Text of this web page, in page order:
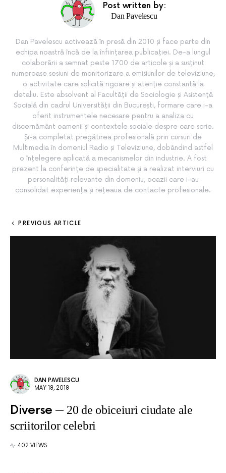
Post written by:
Dan Pavelescu
Dan Pavelescu activează în presă din 2010 și face parte din
echipa noastră încă de la înființarea publicației. De-a lungul
colaborării a semnat peste 1700 de articole și a susținut
numeroase sesiuni de monitorizare a emisiunilor de televiziune,
o activitate care solicită rigoare și atenție constantă la
detaliu. Este absolvent al Facultății de Sociologie și Asistență
Socială din cadrul Universității din București, formare care i-a
oferit instrumentele necesare pentru a analiza cu
discernământ oamenii și contextele sociale despre care scrie.
Și-a completat pregătirea profesională prin cursuri de
Multimedia în domeniul Radio și Televiziune, dobândind astfel
o înțelegere aplicată a mecanismelor din industrie. A fost
prezent la conferințe de specialitate și a realizat interviuri cu
personalități relevante din domeniu, ocazii care i-au
consolidat experiența și rețeaua de contacte profesionale.
PREVIOUS ARTICLE
DAN PAVELESCU
MAY 18, 2018
Diverse
20 de obiceiuri ciudate ale
scriitorilor celebri
402 VIEWS